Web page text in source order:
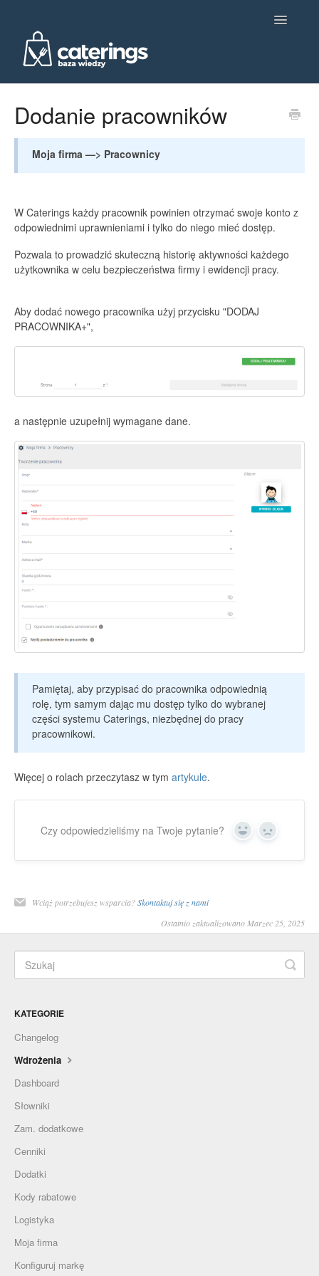
Toggle
Analityka
Integracje
Kontakt
Dodanie pracowników
Moja firma —> Pracownicy
W Caterings każdy pracownik powinien otrzymać swoje konto z
odpowiednimi uprawnieniami i tylko do niego mieć dostęp.
Pozwala to prowadzić skuteczną historię aktywności każdego
użytkownika w celu bezpieczeństwa firmy i ewidencji pracy.
Aby dodać nowego pracownika użyj przycisku "DODAJ
PRACOWNIKA+",
a następnie uzupełnij wymagane dane.
Pamiętaj, aby przypisać do pracownika odpowiednią
rolę, tym samym dając mu dostęp tylko do wybranej
części systemu Caterings, niezbędnej do pracy
pracownikowi.
Więcej o rolach przeczytasz w tym artykule.
Czy odpowiedzieliśmy na Twoje pytanie? Yes No
Wciąż potrzebujesz wsparcia?Skontaktuj się z nami
Ostatnio zaktualizowano Marzec 25, 2025
KATEGORIE
Changelog
Wdrożenia
Dashboard
Słowniki
Zam. dodatkowe
Cenniki
Dodatki
Kody rabatowe
Logistyka
Moja firma
Konfiguruj markę